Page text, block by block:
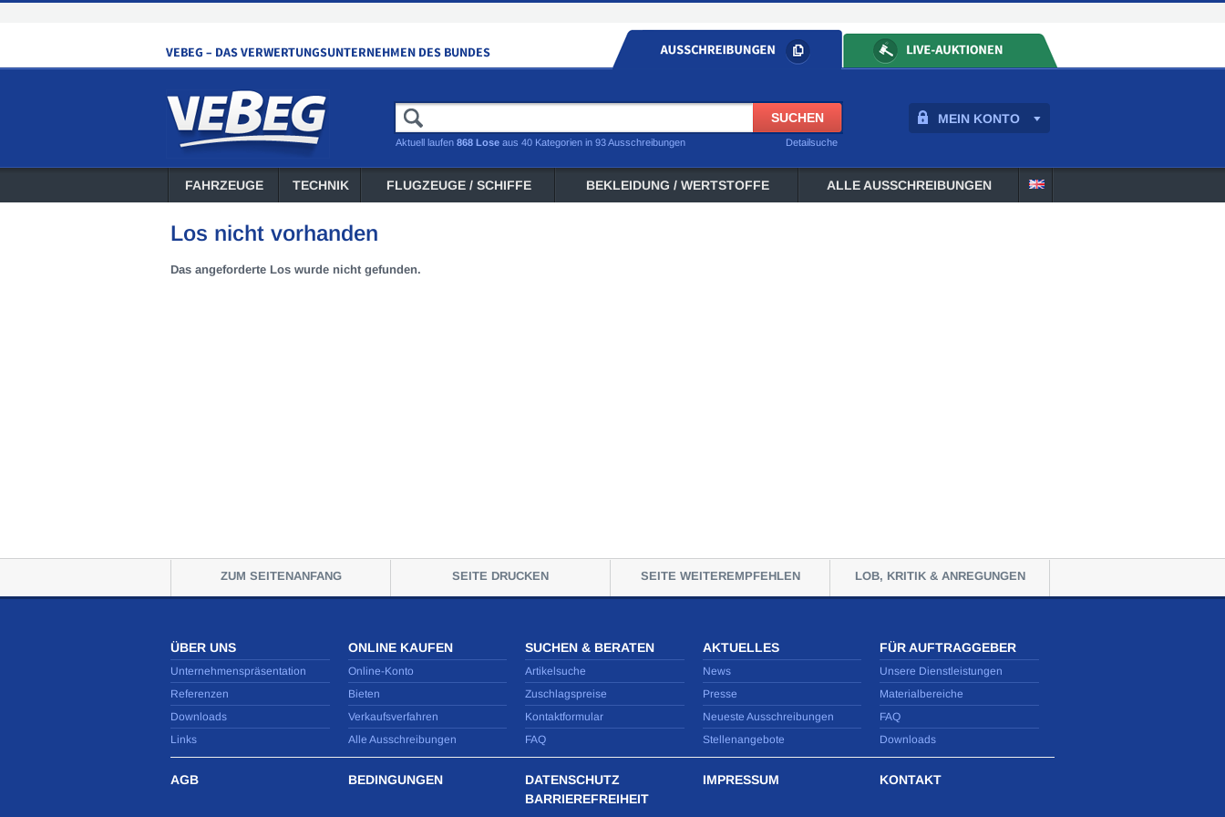
MEIN KONTO
Detailsuche
Aktuell laufen 868 Lose aus 40 Kategorien in 93 Ausschreibungen
FAHRZEUGE TECHNIK FLUGZEUGE / SCHIFFE BEKLEIDUNG / WERTSTOFFE ALLE AUSSCHREIBUNGEN
Los nicht vorhanden
Das angeforderte Los wurde nicht gefunden.
ZUM SEITENANFANG SEITE DRUCKEN SEITE WEITEREMPFEHLEN LOB, KRITIK & ANREGUNGEN
ÜBER UNS
Unternehmenspräsentation
Referenzen
Downloads
Links
ONLINE KAUFEN
Online-Konto
Bieten
Verkaufsverfahren
Alle Ausschreibungen
SUCHEN & BERATEN
Artikelsuche
Zuschlagspreise
Kontaktformular
FAQ
AKTUELLES
News
Presse
Neueste Ausschreibungen
Stellenangebote
FÜR AUFTRAGGEBER
Unsere Dienstleistungen
Materialbereiche
FAQ
Downloads
AGB BEDINGUNGEN
DATENSCHUTZ
BARRIEREFREIHEIT
IMPRESSUM KONTAKT